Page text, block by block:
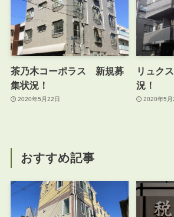
茶乃木コーポラス 新規募
集状況！
2020年5月22日
リュク
況！
2020年5月
おすすめ記事